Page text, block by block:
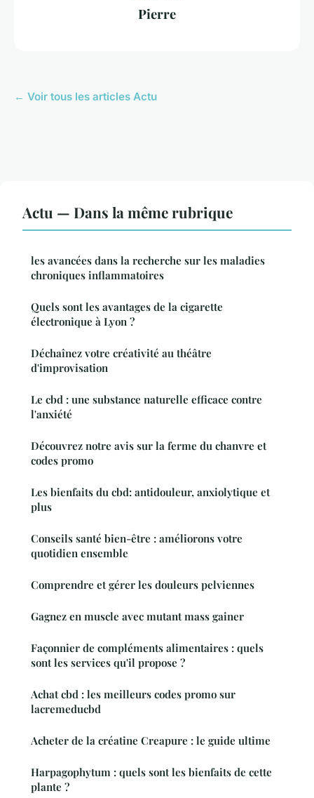
Pierre
← Voir tous les articles Actu
Actu — Dans la même rubrique
les avancées dans la recherche sur les maladies
chroniques inflammatoires
Quels sont les avantages de la cigarette
électronique à Lyon ?
Déchaînez votre créativité au théâtre
d'improvisation
Le cbd : une substance naturelle efficace contre
l'anxiété
Découvrez notre avis sur la ferme du chanvre et
codes promo
Les bienfaits du cbd: antidouleur, anxiolytique et
plus
Conseils santé bien-être : améliorons votre
quotidien ensemble
Comprendre et gérer les douleurs pelviennes
Gagnez en muscle avec mutant mass gainer
Façonnier de compléments alimentaires : quels
sont les services qu'il propose ?
Achat cbd : les meilleurs codes promo sur
lacremeducbd
Acheter de la créatine Creapure : le guide ultime
Harpagophytum : quels sont les bienfaits de cette
plante ?